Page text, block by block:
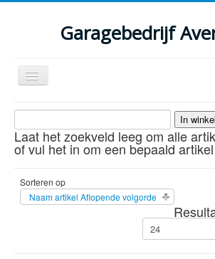
Garagebedrijf
Schakelen
navigatie
Welkom
Klassiekers en restauratie
Parts
Kenteken gegevens opvragen
Laat het zoekveld leeg om alle
of vul het in om een bepaald
Sorteren op
Naam artikel Aflopende volgorde